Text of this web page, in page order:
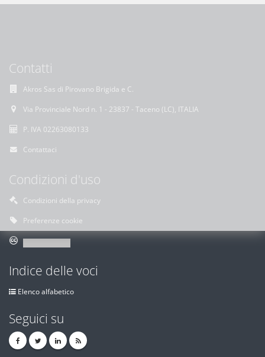
Contatti
Akros Sas di Pirovano Brigida e C.
Via Provinciale Nord n. 1 - 23837 - Taceno (LC), ITALIA
P. IVA 02263080133
Contattaci
Condizioni d'uso
Condizioni della privacy
Preferenze cookie
Indice delle voci
Elenco alfabetico
Seguici su